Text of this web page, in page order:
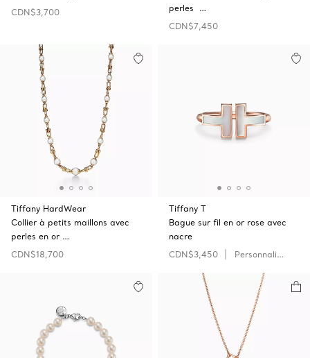
CDN$3,700
perles …
CDN$7,450
Tiffany HardWear
Collier à petits maillons avec
perles en or …
CDN$18,700
Tiffany T
Bague sur fil en or rose avec
nacre
CDN$3,450
Personnaliser